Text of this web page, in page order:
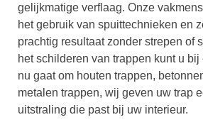
gelijkmatige verflaag. Onze
het gebruik van spuittechnieken en
prachtig resultaat zonder strepen of
het schilderen van trappen kunt u bij
nu gaat om houten trappen,
metalen trappen, wij geven uw trap
uitstraling die past bij uw interieur.